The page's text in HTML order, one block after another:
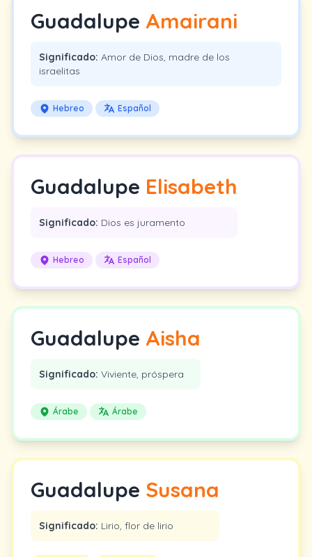
Guadalupe Amairani
Significado: Amor de Dios, madre de los
israelitas
Hebreo Español
Guadalupe Elisabeth
Significado: Dios es juramento
Hebreo Español
Guadalupe Aisha
Significado: Viviente, próspera
Árabe Árabe
Guadalupe Susana
Significado: Lirio, flor de lirio